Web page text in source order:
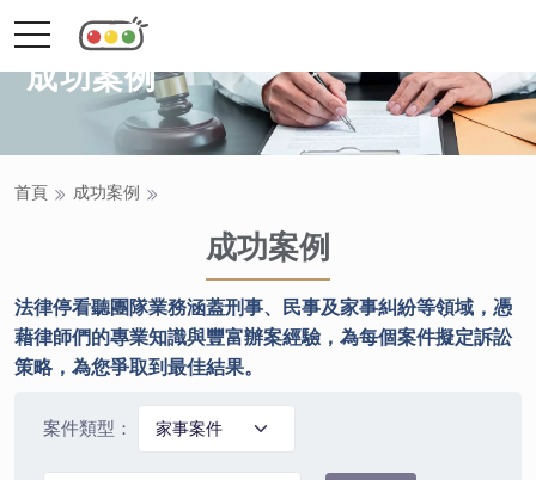
toggle
成功案例
首頁 成功案例
成功案例
法律停看聽團隊業務涵蓋刑事、民事及家事糾紛等領域，憑
藉律師們的專業知識與豐富辦案經驗，為每個案件擬定訴訟
策略，為您爭取到最佳結果。
案件類型：